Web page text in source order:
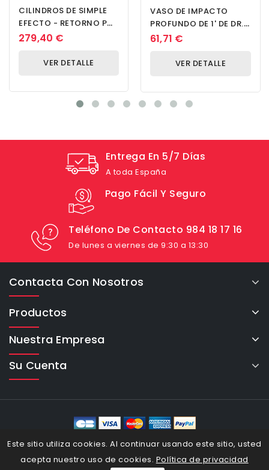
CILINDROS DE SIMPLE
EFECTO - RETORNO POR
MUELLE - SS1025
279,40 €
VER DETALLE
VASO DE IMPACTO
PROFUNDO DE 1' DE DR.
CUADRADO DE 23 MM
61,71 €
VER DETALLE
Entrega En 5/7 Días
A toda España
Pago Fácil Y Seguro
Teléfono De Contacto 984 18 17 16
De lunes a viernes de 9:30 a 13:30
Contacta Con Nosotros
Productos
Nuestra Empresa
Su Cuenta
Este sitio utiliza cookies. Al continuar usando este sitio, usted
acepta nuestro uso de cookies. Política de privacidad
eCommerce Cybertron © 2026